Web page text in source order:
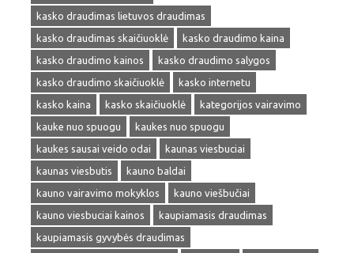
kasko draudimas lietuvos draudimas
kasko draudimas skaičiuoklė
kasko draudimo kaina
kasko draudimo kainos
kasko draudimo salygos
kasko draudimo skaičiuoklė
kasko internetu
kasko kaina
kasko skaičiuoklė
kategorijos vairavimo
kauke nuo spuogu
kaukes nuo spuogu
kaukes sausai veido odai
kaunas viesbuciai
kaunas viesbutis
kauno baldai
kauno vairavimo mokyklos
kauno viešbučiai
kauno viesbuciai kainos
kaupiamasis draudimas
kaupiamasis gyvybės draudimas